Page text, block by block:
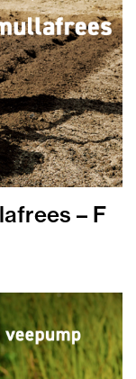
– F